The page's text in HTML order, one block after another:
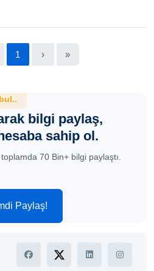
1 › »
bilgi paylaş,
sahip ol.
70 Bin+ bilgi paylaştı.
Paylaş!